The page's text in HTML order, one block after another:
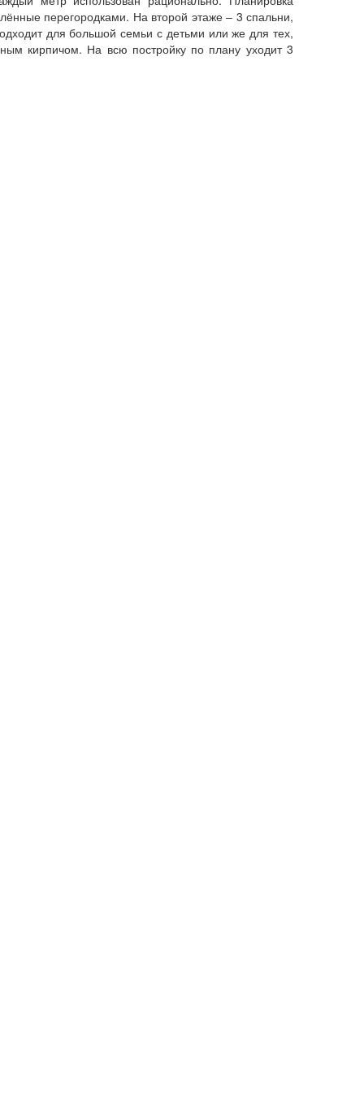
перегородками. На второй этаже – 3 спальни,
для большой семьи с детьми или же для тех,
кирпичом. На всю постройку по плану уходит 3